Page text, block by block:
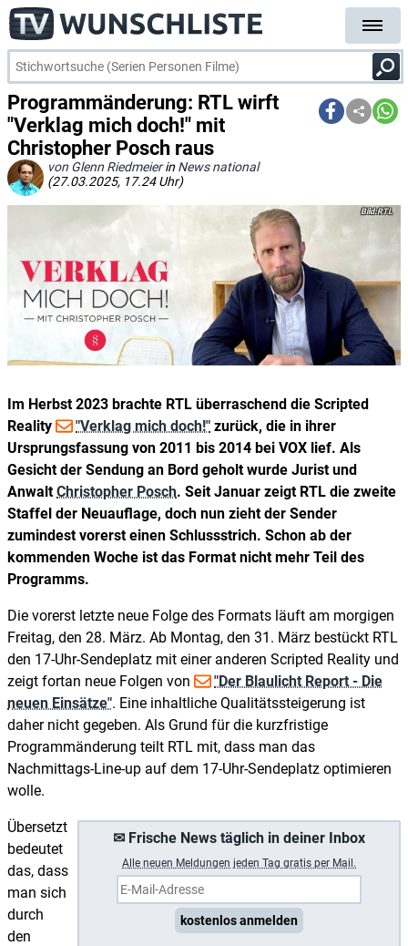
Programmänderung: RTL wirft
"Verklag mich doch!" mit
Christopher Posch raus
von Glenn Riedmeierin News national
(27.03.2025, 17.24 Uhr)
RTL
Im Herbst 2023 brachte RTL überraschend die Scripted
Reality
"Verklag mich doch!" zurück, die in ihrer
Ursprungsfassung von 2011 bis 2014 bei VOX lief. Als
Gesicht der Sendung an Bord geholt wurde Jurist und
AnwaltChristopher Posch. Seit Januar zeigt RTL die zweite
Staffel der Neuauflage, doch nun zieht der Sender
zumindest vorerst einen Schlussstrich. Schon ab der
kommenden Woche ist das Format nicht mehr Teil des
Programms.
Die vorerst letzte neue Folge des Formats läuft am morgigen
Freitag, den 28. März. Ab Montag, den 31. März bestückt RTL
den 17-Uhr-Sendeplatz mit einer anderen Scripted Reality und
zeigt fortan neue Folgen von
"Der Blaulicht Report - Die
neuen Einsätze". Eine inhaltliche Qualitätssteigerung ist
daher nicht gegeben. Als Grund für die kurzfristige
Programmänderung teilt RTL mit, dass man das
Nachmittags-Line-up auf dem 17-Uhr-Sendeplatz optimieren
wolle.
✉ Frische News täglich in deiner Inbox
Alle neuen Meldungen jeden Tag gratis per Mail.
kostenlos anmelden
Übersetzt
bedeutet
das, dass
man sich
durch
den